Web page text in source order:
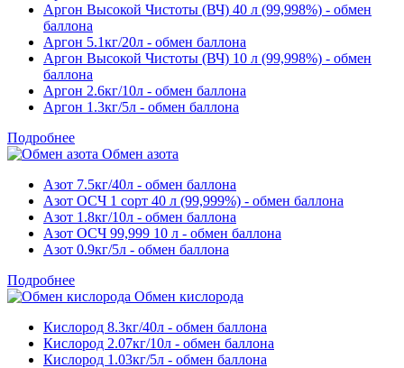
Аргон Высокой Чистоты (ВЧ) 40 л (99,998%) - обмен
баллона
Аргон 5.1кг/20л - обмен баллона
Аргон Высокой Чистоты (ВЧ) 10 л (99,998%) - обмен
баллона
Аргон 2.6кг/10л - обмен баллона
Аргон 1.3кг/5л - обмен баллона
Подробнее
Обмен азота
Азот 7.5кг/40л - обмен баллона
Азот ОСЧ 1 сорт 40 л (99,999%) - обмен баллона
Азот 1.8кг/10л - обмен баллона
Азот ОСЧ 99,999 10 л - обмен баллона
Азот 0.9кг/5л - обмен баллона
Подробнее
Обмен кислорода
Кислород 8.3кг/40л - обмен баллона
Кислород 2.07кг/10л - обмен баллона
Кислород 1.03кг/5л - обмен баллона